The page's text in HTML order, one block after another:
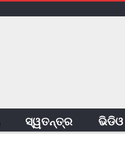
ସ୍ୱତନ୍ତ୍ର ଭିଡିଓ